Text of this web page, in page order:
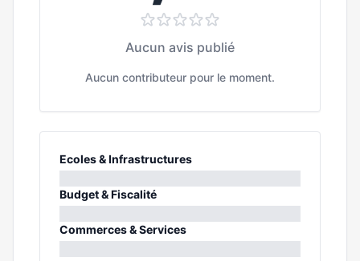
Aucun avis publié
Aucun contributeur pour le moment.
Ecoles & Infrastructures
0%
Budget & Fiscalité
0%
Commerces & Services